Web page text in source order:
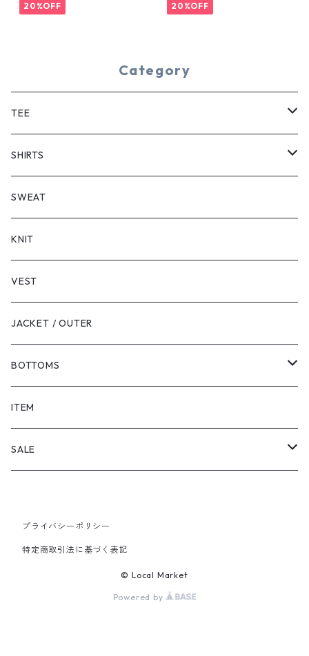
20%OFF 20%OFF
Category
TEE
SHORT SLEEVE
LONG SLEEVE
SHIRTS
SHORT SLEEVE
LONG SLEEVE
SWEAT
KNIT
VEST
JACKET / OUTER
BOTTOMS
SHORTS
PANTS
ITEM
SALE
PANTS
プライバシーポリシー
特定商取引法に基づく表記
© Local Market
Powered by